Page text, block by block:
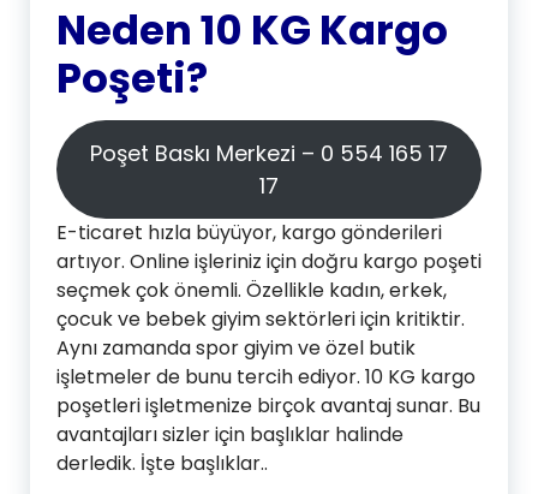
Neden 10 KG Kargo
Poşeti?
Poşet Baskı Merkezi – 0 554 165 17
17
E-ticaret hızla büyüyor, kargo gönderileri
artıyor. Online işleriniz için doğru kargo poşeti
seçmek çok önemli. Özellikle kadın, erkek,
çocuk ve bebek giyim sektörleri için kritiktir.
Aynı zamanda spor giyim ve özel butik
işletmeler de bunu tercih ediyor. 10 KG kargo
poşetleri işletmenize birçok avantaj sunar. Bu
avantajları sizler için başlıklar halinde
derledik. İşte başlıklar..